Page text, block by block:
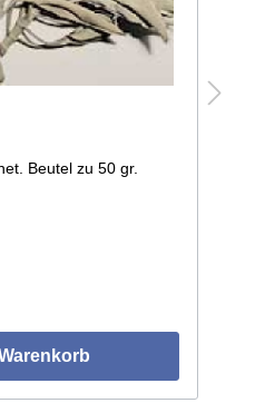
Beutel zu 50 gr.